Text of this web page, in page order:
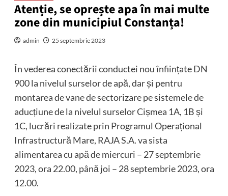
Atenție, se oprește apa în mai multe
zone din municipiul Constanța!
admin 25 septembrie 2023
În vederea conectării conductei nou înființate DN
900 la nivelul surselor de apă, dar și pentru
montarea de vane de sectorizare pe sistemele de
aducțiune de la nivelul surselor Cișmea 1A, 1B și
1C, lucrări realizate prin Programul Operațional
Infrastructură Mare, RAJA S.A. va sista
alimentarea cu apă de miercuri – 27 septembrie
2023, ora 22.00, până joi – 28 septembrie 2023, ora
12.00.